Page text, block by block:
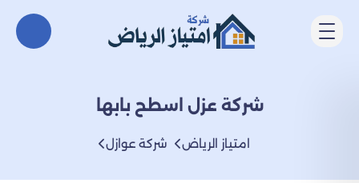
شركة عزل اسطح بابها
امتياز الرياض شركة عوازل